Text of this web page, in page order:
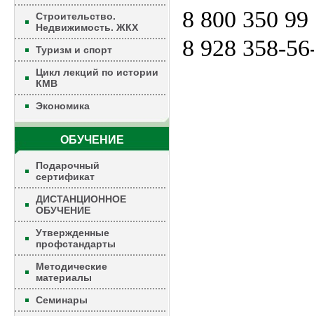
Строительство.
Недвижимость. ЖКХ
Туризм и спорт
Цикл лекций по истории
КМВ
Экономика
ОБУЧЕНИЕ
Подарочный
сертификат
ДИСТАНЦИОННОЕ
ОБУЧЕНИЕ
Утвержденные
профстандарты
Методические
материалы
Семинары
8 800 350 99
8 928 358-